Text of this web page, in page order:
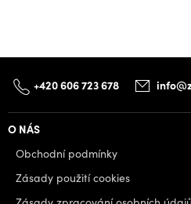
+420 606 723 678
O NÁS
Obchodní podmínky
Zásady použití cookies